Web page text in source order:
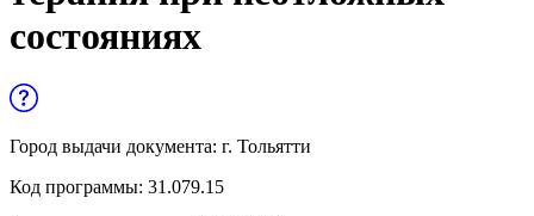
науки
Социология и социальная работа
состояниях
Город выдачи документа: г. Тольятти
Код программы: 31.079.15